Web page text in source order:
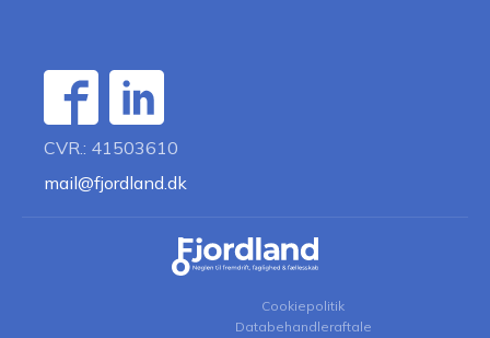
CVR.: 41503610
mail@fjordland.dk
Cookiepolitik
Databehandleraftale